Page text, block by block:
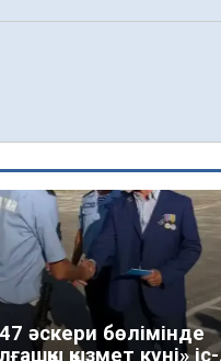
әскери бөлімінде
қызмет күні» іс-